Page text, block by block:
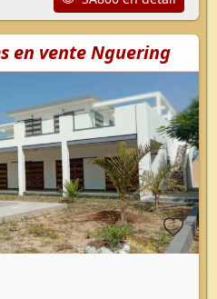
en vente Nguering